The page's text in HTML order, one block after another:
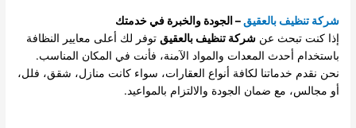
شركة تنظيف بالعقيق – الجودة والخبرة في خدمتك
إذا كنت تبحث عنشركة تنظيف بالعقيق توفر لك أعلى معايير النظافة
باستخدام أحدث المعدات والمواد الآمنة، فأنت في المكان المناسب.
نحن نقدم خدماتنا لكافة أنواع العقارات، سواء كانت منازل، شقق، فلل،
أو مجالس، مع ضمان الجودة والالتزام بالمواعيد.